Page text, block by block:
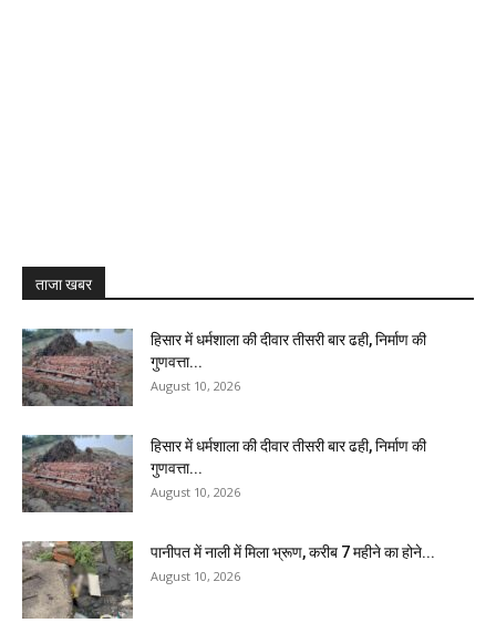
ताजा खबर
हिसार में धर्मशाला की दीवार तीसरी बार ढही, निर्माण की
गुणवत्ता...
August 10, 2026
हिसार में धर्मशाला की दीवार तीसरी बार ढही, निर्माण की
गुणवत्ता...
August 10, 2026
पानीपत में नाली में मिला भ्रूण, करीब 7 महीने का होने...
August 10, 2026